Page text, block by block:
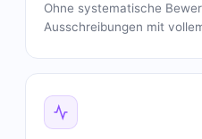
Ohne systematische
Ausschreibungen mit